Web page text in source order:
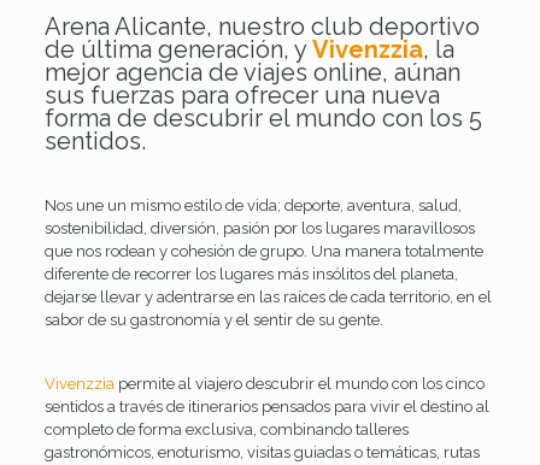
Arena Alicante, nuestro club deportivo
de última generación, yVivenzzia, la
mejor agencia de viajes online, aúnan
sus fuerzas para ofrecer una nueva
forma de descubrir el mundo con los 5
sentidos.
Nos une un mismo estilo de vida; deporte, aventura, salud,
sostenibilidad, diversión, pasión por los lugares maravillosos
que nos rodean y cohesión de grupo. Una manera totalmente
diferente de recorrer los lugares más insólitos del planeta,
dejarse llevar y adentrarse en las raíces de cada territorio, en el
sabor de su gastronomía y el sentir de su gente.
Vivenzziapermite al viajero descubrir el mundo con los cinco
sentidos a través de itinerarios pensados para vivir el destino al
completo de forma exclusiva, combinando talleres
gastronómicos, enoturismo, visitas guiadas o temáticas, rutas